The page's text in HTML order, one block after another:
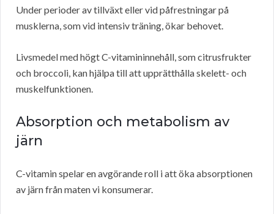
Under perioder av tillväxt eller vid påfrestningar på
musklerna, som vid intensiv träning, ökar behovet.
Livsmedel med högt C-vitamininnehåll, som citrusfrukter
och broccoli, kan hjälpa till att upprätthålla skelett- och
muskelfunktionen.
Absorption och metabolism av
järn
C-vitamin spelar en avgörande roll i att öka absorptionen
av järn från maten vi konsumerar.